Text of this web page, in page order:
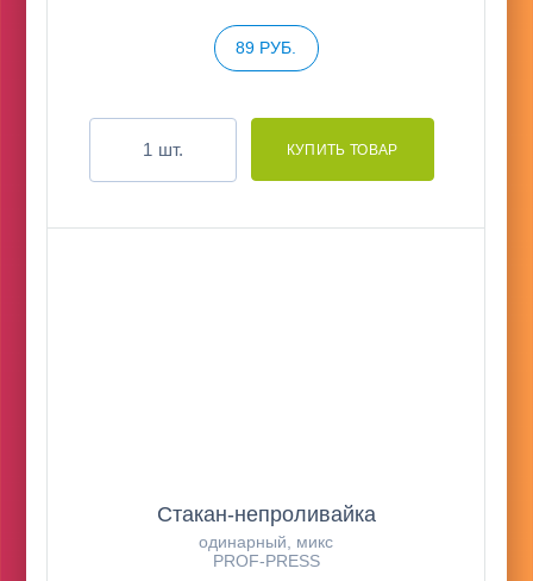
89 РУБ.
шт.
Стакан-непроливайка
одинарный, микс
PROF-PRESS